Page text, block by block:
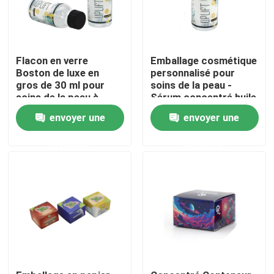
Visite d'usine
Contrôle de qualité
Cas
Flacon en verre
Boston de luxe en
gros de 30 ml pour
soins de la peau à
l'huile avec bouchon à
vis
envoyer une
Emballage cosmétique
personnalisé pour
soins de la peau -
Sérum concentré huile
30ml - Flacon en verre
envoyer une